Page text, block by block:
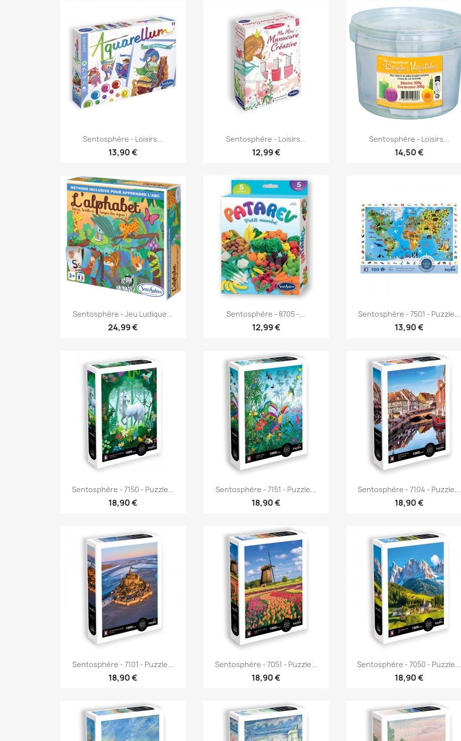
Aperçu rapide
Sentosphère - Loisirs...
13,90 €
Aperçu rapide
Sentosphère - Loisirs...
12,99 €
Aperçu rapide
Sentosphère - Loisirs...
14,50 €
Aperçu rapide
Sentosphère - Jeu Ludique...
24,99 €
Aperçu rapide
Sentosphère - 8705 -...
12,99 €
Aperçu rapide
Sentosphère - 7501 - Puzzle...
13,90 €
Aperçu rapide
Sentosphère - 7150 - Puzzle...
18,90 €
Aperçu rapide
Sentosphère - 7151 - Puzzle...
18,90 €
Aperçu rapide
Sentosphère - 7104 - Puzzle...
18,90 €
Aperçu rapide
Sentosphère - 7101 - Puzzle...
18,90 €
Aperçu rapide
Sentosphère - 7051 - Puzzle...
18,90 €
Aperçu rapide
Sentosphère - 7050 - Puzzle...
18,90 €